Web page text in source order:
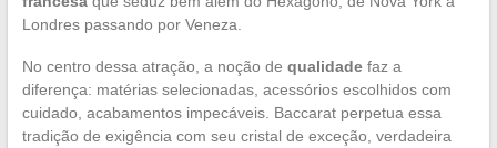
Londres passando por Veneza.
No centro dessa atração, a noção de qualidadefaz a
diferença: matérias selecionadas, acessórios escolhidos com
cuidado, acabamentos impecáveis. Baccarat perpetua essa
tradição de exigência com seu cristal de exceção, verdadeira